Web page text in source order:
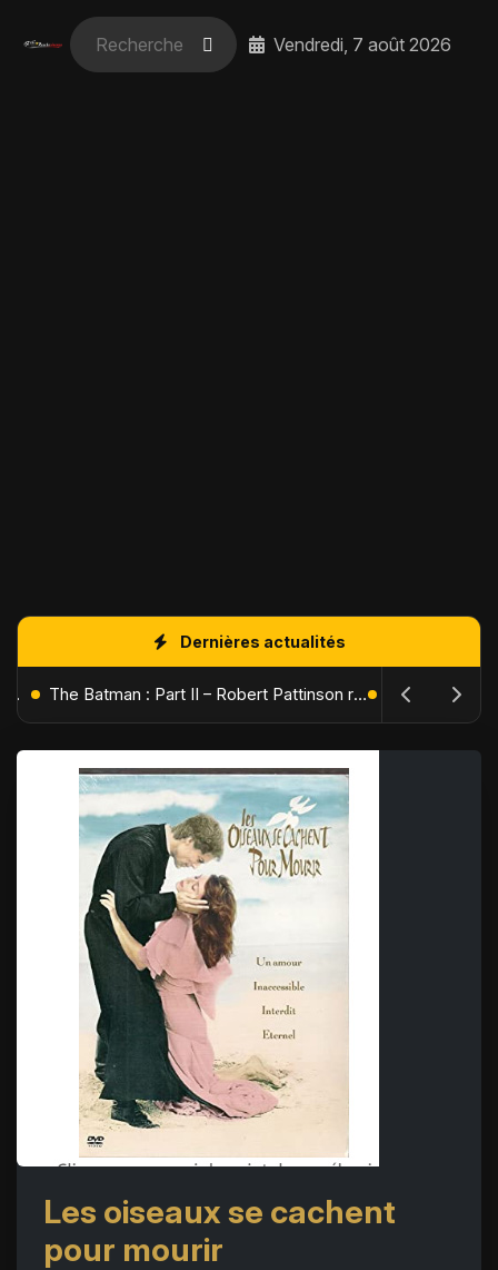
Vendredi, 7 août 2026
Dernières actualités
L'Âge de Glace : Le Réveil du Volcan – Manny, Sid et Diego de retour pour une aventure explosive The Batman : Part II – Robert Pattinson replonge dans les ténèbres de Gotham dès octobre 2027
Les oiseaux se cachent
pour mourir